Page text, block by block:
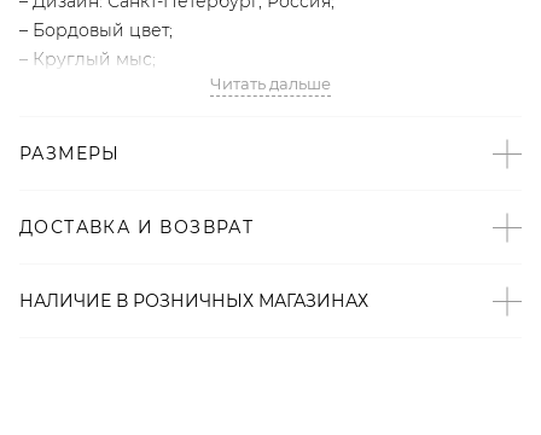
– Бордовый цвет;
– Круглый мыс;
– Небольшой каблук-кирпичик;
материал;
Читать дальше
РАЗМЕРЫ
ДОСТАВКА И ВОЗВРАТ
НАЛИЧИЕ В РОЗНИЧНЫХ МАГАЗИНАХ